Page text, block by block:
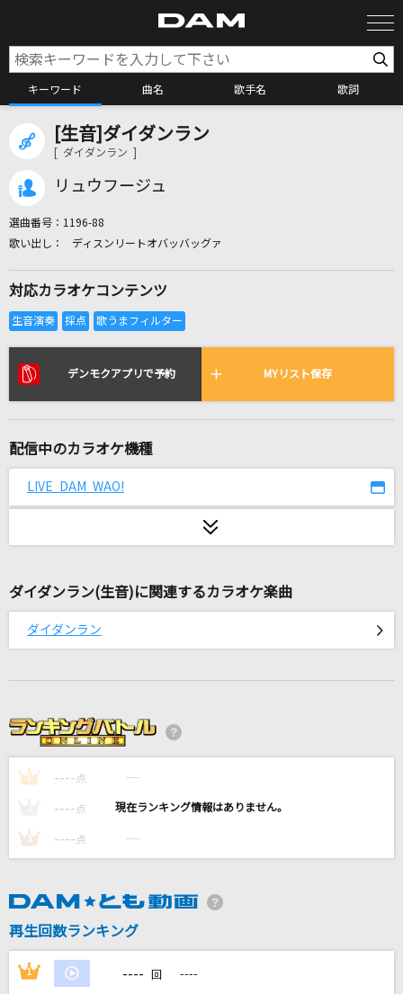
キーワード 曲名 歌手名 歌詞
カラオケ検索
全国りれき
リアルタイムで歌われている曲の一覧
田園
[生音]君の知らない物語
やさしさで溢れるように
Flower
Deal with the devil
勇者(ビデオクリップバージョン)
YOASOBI
AZKi
結束バンド
君がいた夏
Mr.Children
[生音]ダイダンラン
[ ダイダンラン ]
リュウフージュ
選曲番号： 1196-88
ディスンリートオバッバッグァ
対応カラオケコンテンツ
デンモクアプリで予約 MYリスト保存
配信中のカラオケ機種
LIVE DAM WAO!
ダイダンラン(生音)に関連するカラオケ楽曲
ダイダンラン
1 ---- 点 ----
---- 点 ----
3 ---- 点 ----
再生回数ランキング
1 ---- 回 ----